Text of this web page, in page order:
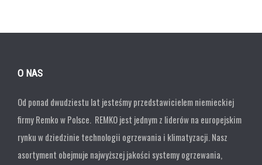
O NAS
Od ponad dwudziestu lat jesteśmy przedstawicielem niemieckiej
firmy Remko w Polsce. REMKO jest jednym z liderów na europejskim
rynku w dziedzinie technologii ogrzewania i klimatyzacji. Nasz
asortyment obejmuje najwyższej jakości systemy ogrzewania,